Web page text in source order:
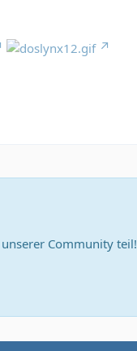
Community teil!